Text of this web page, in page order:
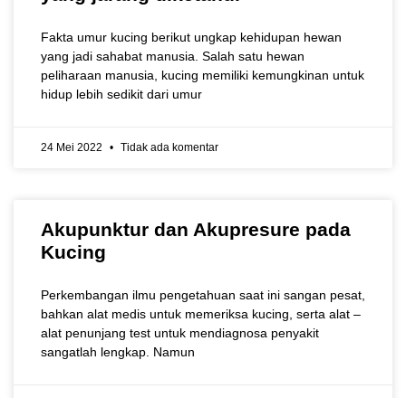
Fakta umur kucing berikut ungkap kehidupan hewan
yang jadi sahabat manusia. Salah satu hewan
peliharaan manusia, kucing memiliki kemungkinan untuk
hidup lebih sedikit dari umur
24 Mei 2022 Tidak ada komentar
Akupunktur dan Akupresure pada
Kucing
Perkembangan ilmu pengetahuan saat ini sangan pesat,
bahkan alat medis untuk memeriksa kucing, serta alat –
alat penunjang test untuk mendiagnosa penyakit
sangatlah lengkap. Namun